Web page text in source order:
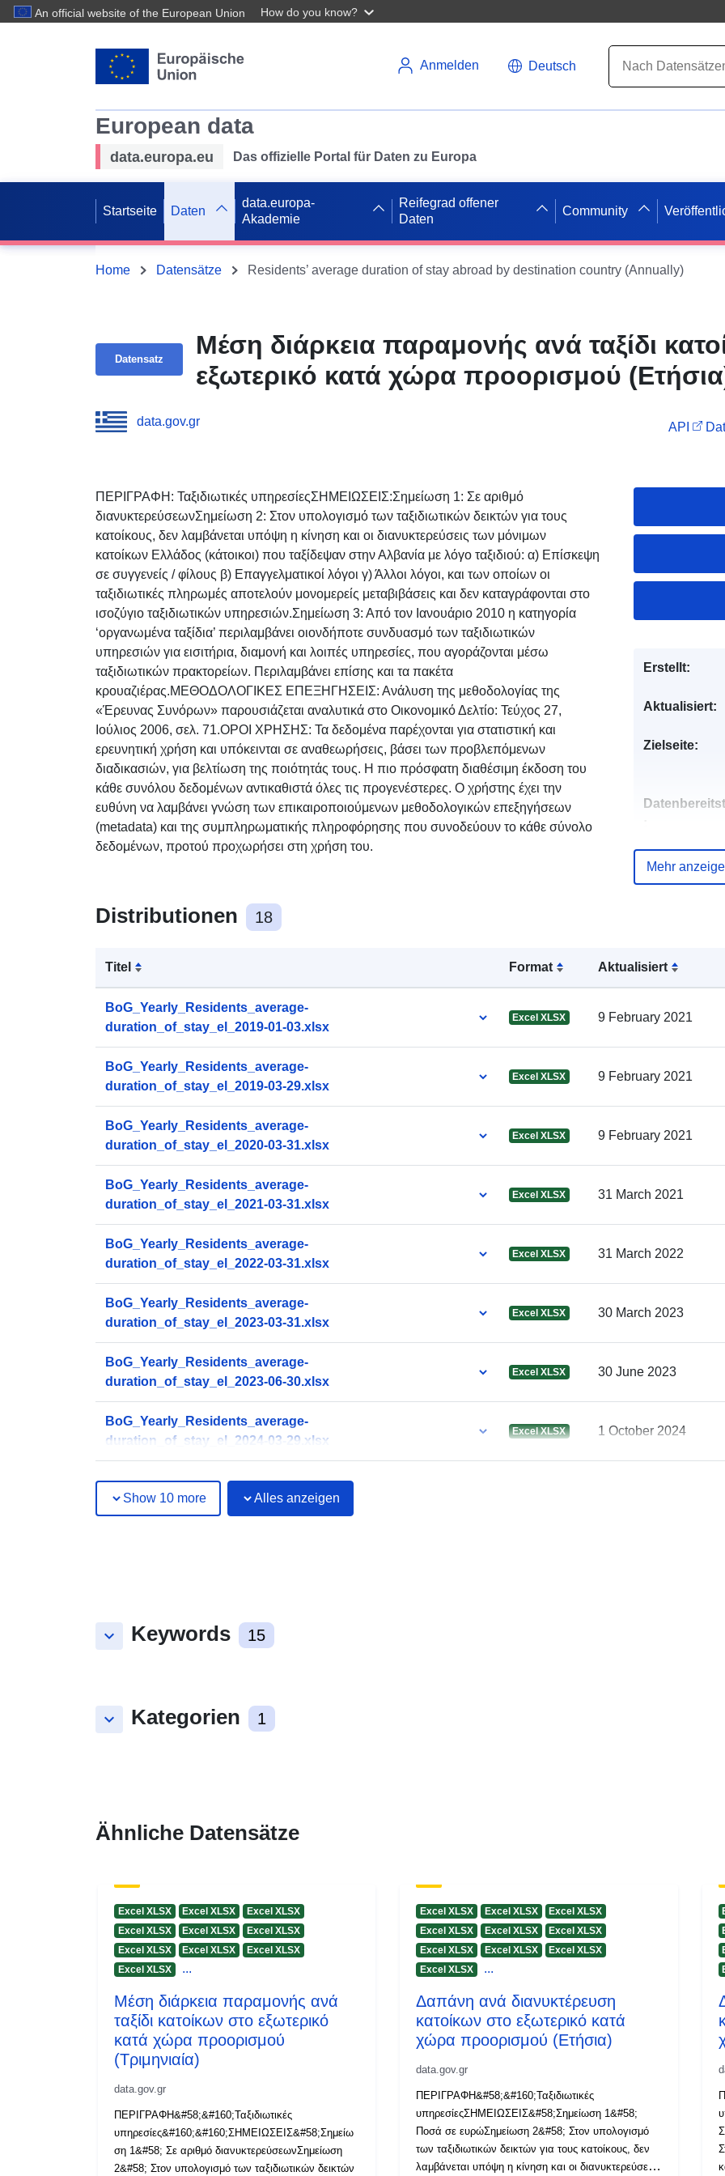
An official website of the European Union How do you know?
Anmelden Deutsch
European data
data.europa.eu Das offizielle Portal für Daten zu Europa
Startseite Daten
data.europa-
Akademie
Reifegrad offener
Daten
Community
Home Datensätze Residents’ average duration of stay abroad by destination country (Annually)
Datensatz
Μέση διάρκεια παραμονής ανά ταξίδι
εξωτερικό κατά χώρα προορισμού
data.gov.gr API
ΠΕΡΙΓΡΑΦΗ: Ταξιδιωτικές υπηρεσίεςΣΗΜΕΙΩΣΕΙΣ:Σημείωση 1: Σε αριθμό
διανυκτερεύσεωνΣημείωση 2: Στον υπολογισμό των ταξιδιωτικών δεικτών για τους
κατοίκους, δεν λαμβάνεται υπόψη η κίνηση και οι διανυκτερεύσεις των μόνιμων
κατοίκων Ελλάδος (κάτοικοι) που ταξίδεψαν στην Αλβανία με λόγο ταξιδιού: α) Επίσκεψη
σε συγγενείς / φίλους β) Επαγγελματικοί λόγοι γ) Άλλοι λόγοι, και των οποίων οι
ταξιδιωτικές πληρωμές αποτελούν μονομερείς μεταβιβάσεις και δεν καταγράφονται στο
ισοζύγιο ταξιδιωτικών υπηρεσιών.Σημείωση 3: Από τον Ιανουάριο 2010 η κατηγορία
‘οργανωμένα ταξίδια’ περιλαμβάνει οιονδήποτε συνδυασμό των ταξιδιωτικών
υπηρεσιών για εισιτήρια, διαμονή και λοιπές υπηρεσίες, που αγοράζονται μέσω
ταξιδιωτικών πρακτορείων. Περιλαμβάνει επίσης και τα πακέτα
κρουαζιέρας.ΜΕΘΟΔΟΛΟΓΙΚΕΣ ΕΠΕΞΗΓΗΣΕΙΣ: Ανάλυση της μεθοδολογίας της
«Έρευνας Συνόρων» παρουσιάζεται αναλυτικά στο Οικονομικό Δελτίο: Τεύχος 27,
Ιούλιος 2006, σελ. 71.ΟΡΟΙ ΧΡΗΣΗΣ: Τα δεδομένα παρέχονται για στατιστική και
ερευνητική χρήση και υπόκεινται σε αναθεωρήσεις, βάσει των προβλεπόμενων
διαδικασιών, για βελτίωση της ποιότητάς τους. Η πιο πρόσφατη διαθέσιμη έκδοση του
κάθε συνόλου δεδομένων αντικαθιστά όλες τις προγενέστερες. Ο χρήστης έχει την
ευθύνη να λαμβάνει γνώση των επικαιροποιούμενων μεθοδολογικών επεξηγήσεων
(metadata) και της συμπληρωματικής πληροφόρησης που συνοδεύουν το κάθε σύνολο
δεδομένων, προτού προχωρήσει στη χρήση του.​​​
Distributionen 18
Titel Format Aktualisiert
BoG_Yearly_Residents_average-
duration_of_stay_el_2019-01-03.xlsx
Excel XLSX 9 February 2021
BoG_Yearly_Residents_average-
duration_of_stay_el_2019-03-29.xlsx
Excel XLSX 9 February 2021
BoG_Yearly_Residents_average-
duration_of_stay_el_2020-03-31.xlsx
Excel XLSX 9 February 2021
BoG_Yearly_Residents_average-
duration_of_stay_el_2021-03-31.xlsx
Excel XLSX 31 March 2021
BoG_Yearly_Residents_average-
duration_of_stay_el_2022-03-31.xlsx
Excel XLSX 31 March 2022
BoG_Yearly_Residents_average-
duration_of_stay_el_2023-03-31.xlsx
Excel XLSX 30 March 2023
BoG_Yearly_Residents_average-
duration_of_stay_el_2023-06-30.xlsx
Excel XLSX 30 June 2023
BoG_Yearly_Residents_average-
duration_of_stay_el_2024-03-29.xlsx
Excel XLSX 1 October 2024
Show 10 more Alles anzeigen
keyboard_arrow_down Keywords 15
keyboard_arrow_down Kategorien 1
Erstellt:
Aktualisiert:
Zielseite:
eiten:
Verzeichnis
uriRef:
Periodizität
Mehr
Ähnliche Datensätze
Excel XLSX Excel XLSX
Excel XLSX
Excel XLSX
Excel XLSX
Excel XLSX
Excel XLSX
Excel XLSX
Excel XLSX
Excel XLSX
...
Μέση διάρκεια παραμονής ανά
ταξίδι κατοίκων στο εξωτερικό
κατά χώρα προορισμού
(Τριμηνιαία)
data.gov.gr
ΠΕΡΙΓΡΑΦΗ&#58;&#160;Ταξιδιωτικές
υπηρεσίες&#160;&#160;ΣΗΜΕΙΩΣΕΙΣ&#58;Σημείω
ση 1&#58; Σε αριθμό διανυκτερεύσεωνΣημείωση
2&#58; Στον υπολογισμό των ταξιδιωτικών δεικτών
Excel XLSX Excel XLSX
Excel XLSX
Excel XLSX
Excel XLSX
Excel XLSX
Excel XLSX
Excel XLSX
Excel XLSX
Excel XLSX
...
Δαπάνη ανά διανυκτέρευση
κατοίκων στο εξωτερικό κατά
χώρα προορισμού (Ετήσια)
data.gov.gr
ΠΕΡΙΓΡΑΦΗ&#58;&#160;Ταξιδιωτικές
υπηρεσίεςΣΗΜΕΙΩΣΕΙΣ&#58;Σημείωση 1&#58;
Ποσά σε ευρώΣημείωση 2&#58; Στον υπολογισμό
των ταξιδιωτικών δεικτών για τους κατοίκους, δεν
λαμβάνεται υπόψη η κίνηση και οι διανυκτερεύσεις